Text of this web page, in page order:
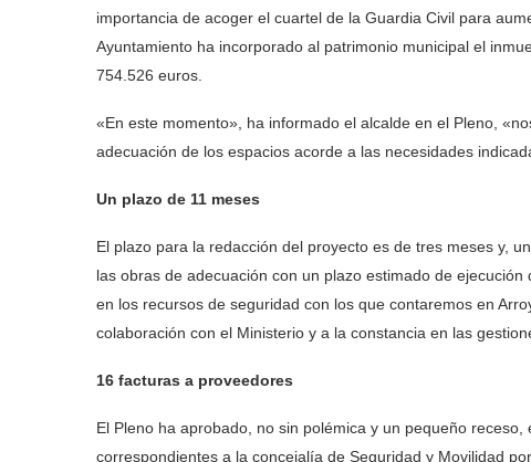
importancia de acoger el cuartel de la Guardia Civil para
Ayuntamiento ha incorporado al patrimonio municipal el
754.526 euros.
«En este momento», ha informado el alcalde en el Pleno,
adecuación de los espacios acorde a las necesidades
Un plazo de 11 meses
El plazo para la redacción del proyecto es de tres meses y,
las obras de adecuación con un plazo estimado de
en los recursos de seguridad con los que contaremos en
colaboración con el Ministerio y a la constancia en las
16 facturas a proveedores
El Pleno ha aprobado, no sin polémica y un pequeño
correspondientes a la concejalía de Seguridad y Movilidad